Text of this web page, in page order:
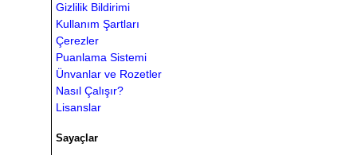
Gizlilik Bildirimi
Kullanım Şartları
Çerezler
Puanlama Sistemi
Ünvanlar ve Rozetler
Nasıl Çalışır?
Lisanslar
Sayaçlar